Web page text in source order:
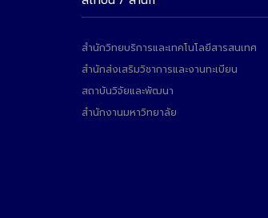
สำนักวิทยบริการและเทคโนโลยีสารสนเทศ
สำนักส่งเสริมวิชาการและงานทะเบียน
สถาบันวิจัยและพัฒนา
สำนักงานมหาวิทยาลัย